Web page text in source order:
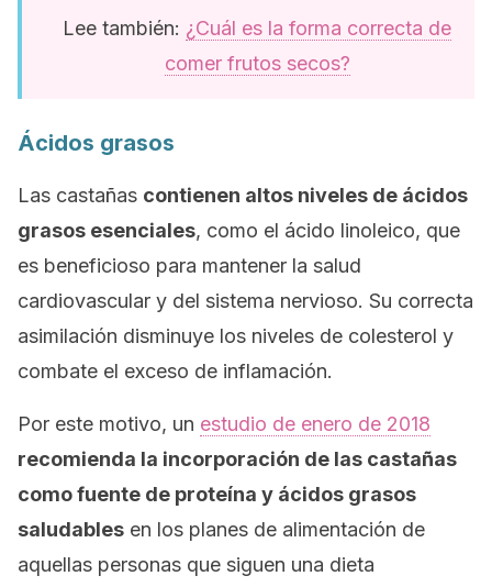
Lee también: ¿Cuál es la forma correcta de
comer frutos secos?
Ácidos grasos
Las castañas contienen altos niveles de ácidos
grasos esenciales, como el ácido linoleico, que
es beneficioso para mantener la salud
cardiovascular y del sistema nervioso. Su correcta
asimilación disminuye los niveles de colesterol y
combate el exceso de inflamación.
Por este motivo, un estudio de enero de 2018
recomienda la incorporación de las castañas
como fuente de proteína y ácidos grasos
saludables en los planes de alimentación de
aquellas personas que siguen una dieta